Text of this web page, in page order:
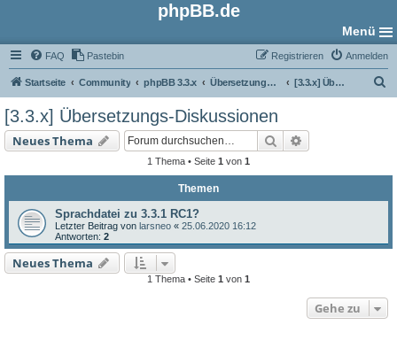
phpBB.de
Menü
FAQ Pastebin Anmelden
Registrieren
Startseite Community phpBB 3.3.x Übersetzungs-Foren [3.3.x] Übersetzungs-Diskussionen
[3.3.x] Übersetzungs-Diskussionen
Neues Thema Suche
1 Thema • Seite 1 von 1
Themen
Sprachdatei zu 3.3.1 RC1?
Letzter Beitrag von larsneo « 25.06.2020 16:12
Antworten: 2
Neues Thema
1 Thema • Seite 1 von 1
Gehe zu